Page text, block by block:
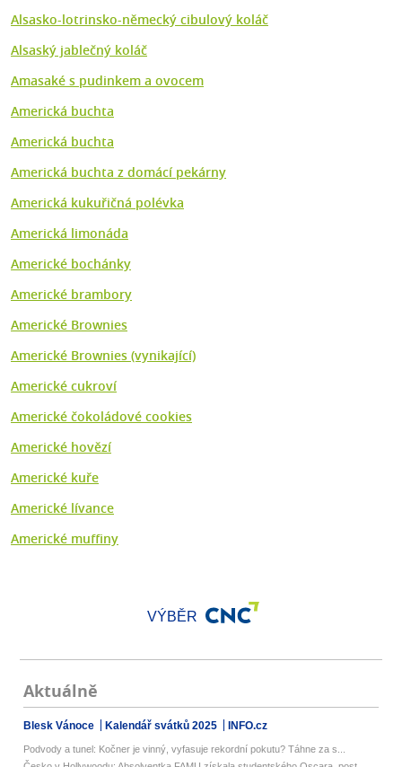
Alsasko-lotrinsko-německý cibulový koláč
Alsaský jablečný koláč
Amasaké s pudinkem a ovocem
Americká buchta
Americká buchta
Americká buchta z domácí pekárny
Americká kukuřičná polévka
Americká limonáda
Americké bochánky
Americké brambory
Americké Brownies
Americké Brownies (vynikající)
Americké cukroví
Americké čokoládové cookies
Americké hovězí
Americké kuře
Americké lívance
Americké muffiny
VÝBĚR
Aktuálně
Blesk Vánoce Kalendář svátků 2025 INFO.cz
Podvody a tunel: Kočner je vinný, vyfasuje rekordní pokutu? Táhne za s...